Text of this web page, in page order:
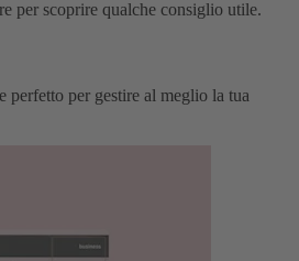
per scoprire qualche consiglio utile.
perfetto per gestire al meglio la tua